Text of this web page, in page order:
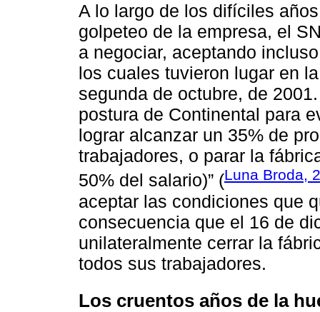
A lo largo de los difíciles
golpeteo de la empresa, el
a negociar, aceptando
los cuales tuvieron lugar en
segunda de octubre, de
postura de Continental para
lograr alcanzar un 35% de
trabajadores, o parar la
50% del salario)” (Luna Broda,
aceptar las condiciones que
consecuencia que el 16 de
unilateralmente cerrar la
todos sus trabajadores.
Los cruentos años de la